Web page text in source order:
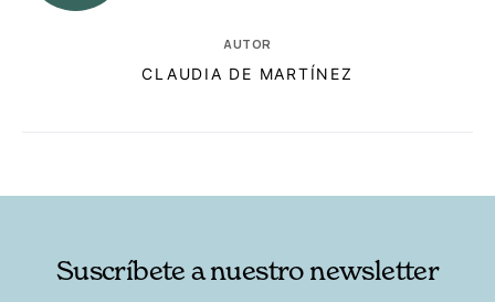
AUTOR
CLAUDIA DE MARTÍNEZ
Suscríbete a nuestro newsletter